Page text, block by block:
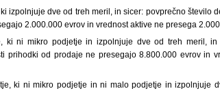
izpolnjuje dve od treh meril, in sicer: povprečno število
2.000.000 evrov in vrednost aktive ne presega
ki ni mikro podjetje in izpolnjuje dve od treh meril, in
prihodki od prodaje ne presegajo 8.800.000 evrov in
ki ni mikro podjetje in ni malo podjetje in izpolnjuje